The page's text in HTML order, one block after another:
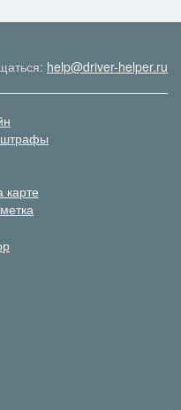
help@driver-helper.ru
карте